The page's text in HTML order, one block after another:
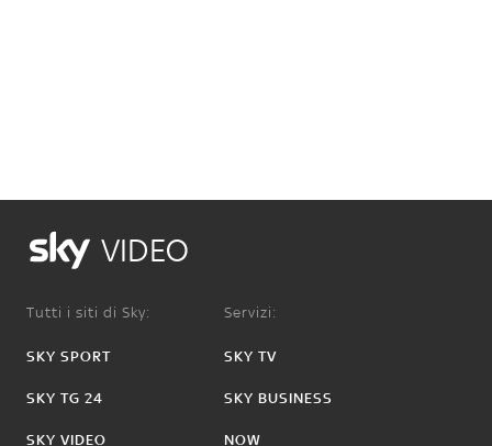
VIDEO
Tutti i siti di Sky:
SKY SPORT
SKY TG 24
SKY VIDEO
Servizi:
SKY TV
SKY BUSINESS
NOW